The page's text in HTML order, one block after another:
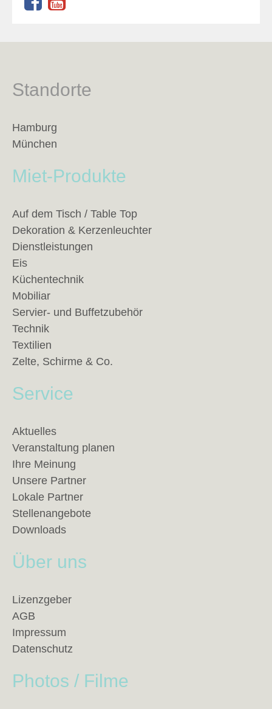
Standorte
Hamburg
München
Miet-Produkte
Auf dem Tisch / Table Top
Dekoration & Kerzenleuchter
Dienstleistungen
Eis
Küchentechnik
Mobiliar
Servier- und Buffetzubehör
Technik
Textilien
Zelte, Schirme & Co.
Service
Aktuelles
Veranstaltung planen
Ihre Meinung
Unsere Partner
Lokale Partner
Stellenangebote
Downloads
Über uns
Lizenzgeber
AGB
Impressum
Datenschutz
Photos / Filme